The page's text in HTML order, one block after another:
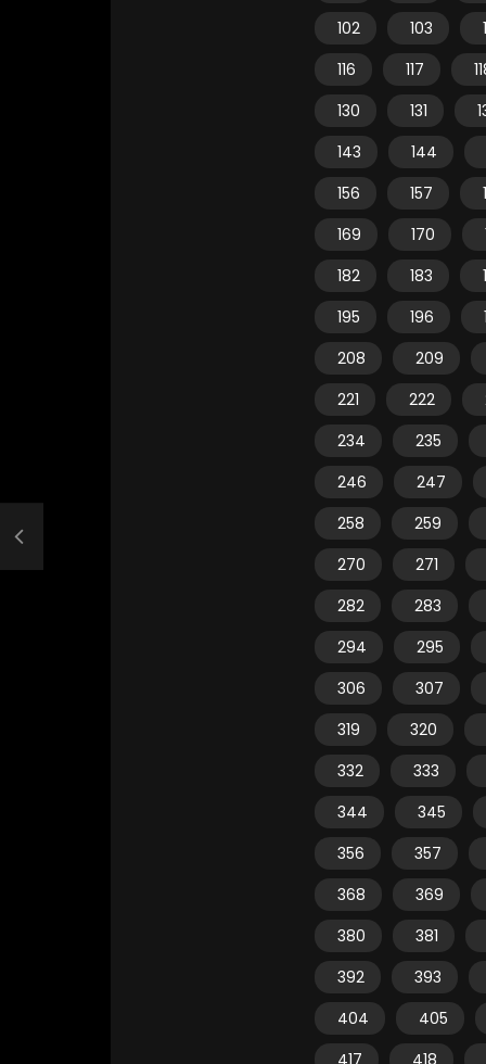
102
103
116
117
130
131
143
144
156
157
169
170
182
183
195
196
208
209
221
222
234
235
246
247
258
259
270
271
282
283
294
295
306
307
319
320
332
333
344
345
356
357
368
369
380
381
392
393
404
405